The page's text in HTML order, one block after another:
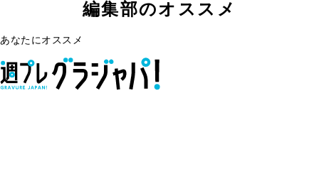
編集部のオススメ
あなたにオススメ